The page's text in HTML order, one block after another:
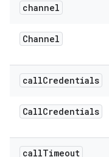
channel
Channel
callCredentials
CallCredentials
callTimeout